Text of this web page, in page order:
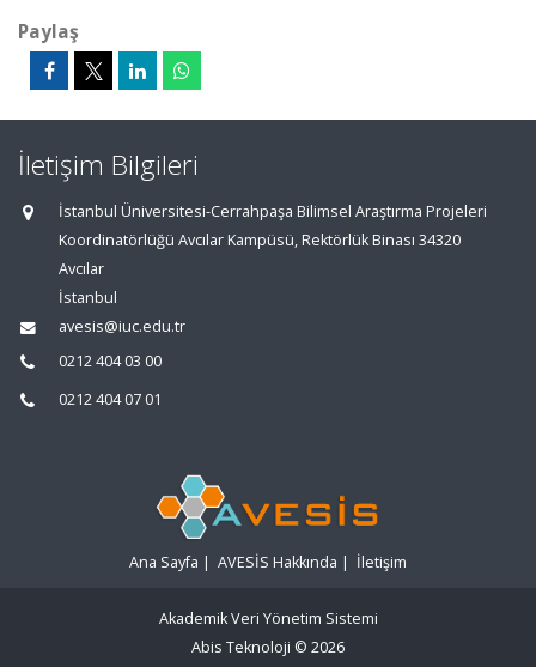
Paylaş
İletişim Bilgileri
İstanbul Üniversitesi-Cerrahpaşa Bilimsel Araştırma Projeleri
Koordinatörlüğü Avcılar Kampüsü, Rektörlük Binası 34320
Avcılar
İstanbul
avesis@iuc.edu.tr
0212 404 03 00
0212 404 07 01
Ana Sayfa | AVESİS Hakkında | İletişim
Akademik Veri Yönetim Sistemi
Abis Teknoloji © 2026